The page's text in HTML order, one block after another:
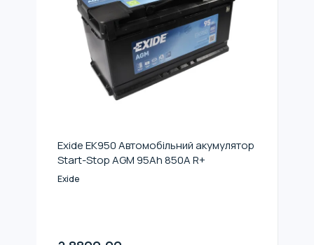
Exide EK950 Автомобільний акумулятор
Start-Stop AGM 95Аh 850A R+
Exide